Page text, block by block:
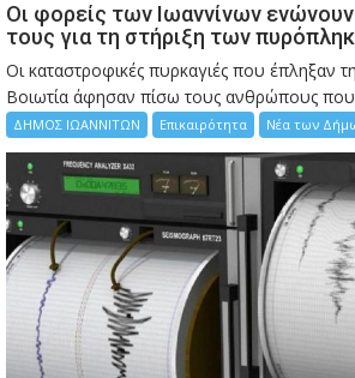
Οι φορείς των Ιωαννίνων ενώνουν
τους για τη στήριξη των
Οι καταστροφικές πυρκαγιές που έπληξαν
Bοιωτία άφησαν πίσω τους ανθρώπους
ΔΗΜΟΣ ΙΩΑΝΝΙΤΩΝ Επικαιρότητα Νέα των